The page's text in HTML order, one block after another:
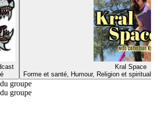
Kral Space
Forme et santé, Humour, Religion et
groupe
groupe